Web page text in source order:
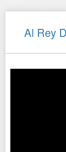
Al Rey